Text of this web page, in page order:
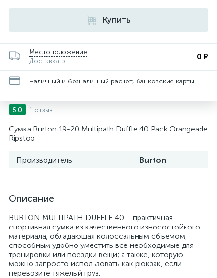
Купить
Местоположение
Доставка от
0 ₽
Наличный и безналичный расчет, банковские карты
5.0 1 отзыв
Сумка Burton 19-20 Multipath Duffle 40 Pack Orangeade
Ripstop
Производитель Burton
Описание
BURTON MULTIPATH DUFFLE 40 – практичная
спортивная сумка из качественного износостойкого
материала, обладающая колоссальным объемом,
способным удобно уместить все необходимые для
тренировки или поездки вещи; а также, которую
можно запросто использовать как рюкзак, если
перевозите тяжелый груз.